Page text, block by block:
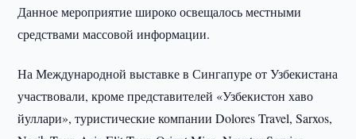
Данное мероприятие широко освещалось местными
средствами массовой информации.
На Международной выставке в Сингапуре от Узбекистана
участвовали, кроме представителей «Узбекистон хаво
йуллари», туристические компании Dolores Travel, Sarxos,